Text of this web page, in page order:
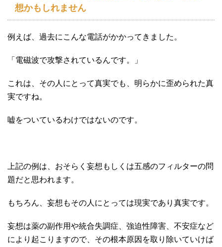
想かもしれません
例えば、過去にこんな電話がかかってきました。
「電磁波で攻撃されているんです。」
これは、その人にとって真実でも、明らかに歪められた真
実ですね。
嘘をついているわけではないのです。
上記の例は、おそらく妄想もしくは五感のフィルターの問
題だと思われます。
もちろん、妄想もその人にとっては現実であり真実です。
妄想は薬の副作用や統合失調症、強迫性障害、不安症など
により起こりますので、その根本原因を取り除いていけば